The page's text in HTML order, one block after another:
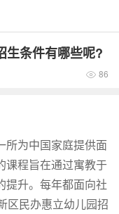
生条件有哪些呢?
86
所为中国家庭提供面
课程旨在通过寓教于
提升。每年都面向社
区民办惠立幼儿园招